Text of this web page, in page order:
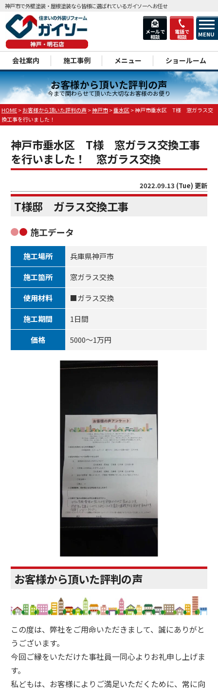
メールで
相談
電話で
相談 MENU
神戸市で外壁塗装・屋根塗装なら皆様に選ばれているガイソーへお任せ
会社案内 施工事例 メニュー ショールーム
お客様から頂いた評判の声
今まで関わらせて頂いた大切なお客様のお便り
HOME>お客様から頂いた評判の声 >神戸市>垂水区>神戸市垂水区 T様 窓ガラス交
換工事を行いました！
神戸市垂水区 T様 窓ガラス交換工事
を行いました！ 窓ガラス交換
2022.09.13 (Tue) 更新
T様邸 ガラス交換工事
施工データ
施工場所 兵庫県神戸市
施工箇所 窓ガラス交換
使用材料 ■ガラス交換
施工期間 1日間
価格 5000～1万円
お客様から頂いた評判の声
この度は、弊社をご用命いただきまして、誠にありがと
うございます。
今回ご縁をいただけた事社員一同心よりお礼申し上げま
す。
私どもは、お客様によりご満足いただくために、常に向